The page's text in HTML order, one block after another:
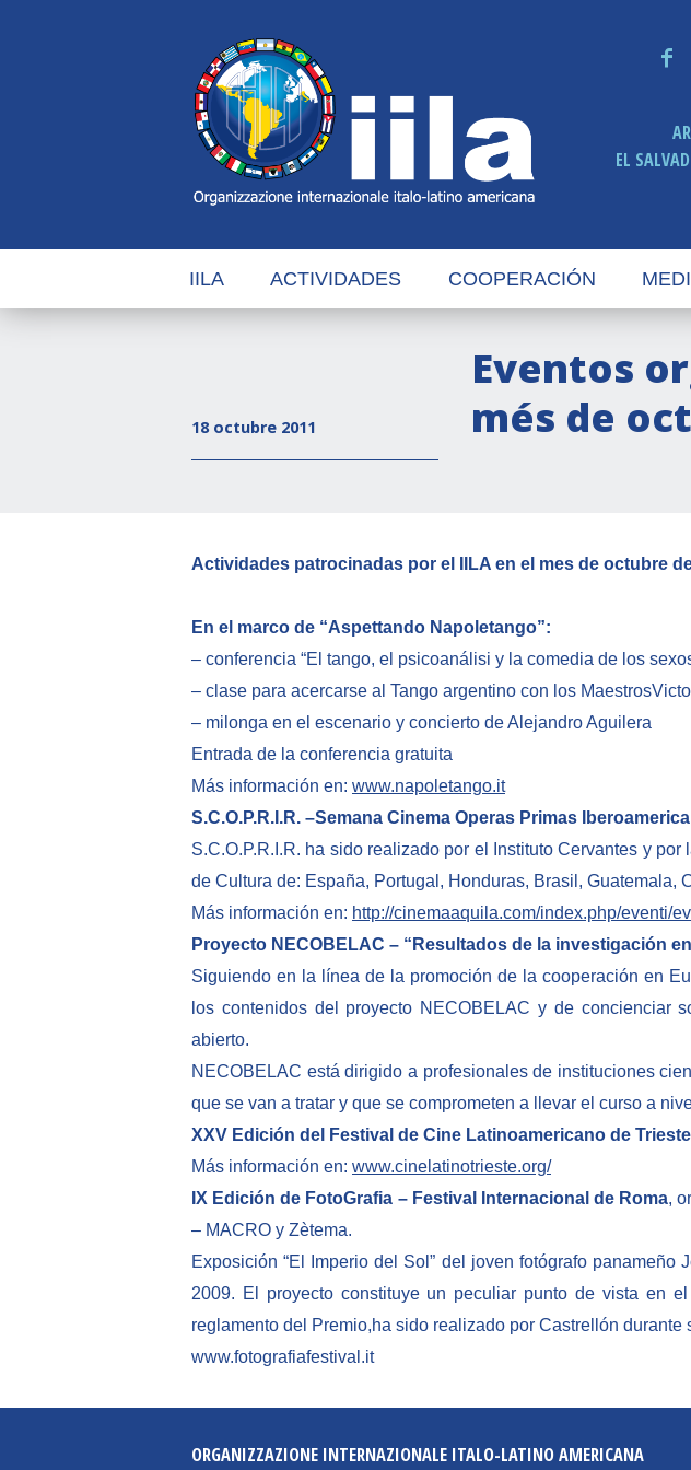
f
EL
IILA ACTIVIDADES COOPERACIÓN
18 octubre 2011
Eventos
més de
Actividades patrocinadas por el IILA en el mes de octubre
En el marco de “Aspettando Napoletango”:
– conferencia “El tango, el psicoanálisi y la comedia de los
– clase para acercarse al Tango argentino con los
– milonga en el escenario y concierto de Alejandro Aguilera
Entrada de la conferencia gratuita
Más información en: www.napoletango.it
S.C.O.P.R.I.R. –Semana Cinema Operas Primas
S.C.O.P.R.I.R. ha sido realizado por el Instituto Cervantes y
de Cultura de: España, Portugal, Honduras, Brasil, Guatemala,
Más información en: http://cinemaaquila.com/index.php/eventi/
Proyecto NECOBELAC – “Resultados de la investigación
Siguiendo en la línea de la promoción de la cooperación en
los contenidos del proyecto NECOBELAC y de
abierto.
NECOBELAC está dirigido a profesionales de instituciones
que se van a tratar y que se comprometen a llevar el curso a
XXV Edición del Festival de Cine Latinoamericano de Trieste
Más información en: www.cinelatinotrieste.org/
IX Edición de FotoGrafia – Festival Internacional de Roma,
– MACRO y Zètema.
Exposición “El Imperio del Sol” del joven fotógrafo
2009. El proyecto constituye un peculiar punto de vista en
reglamento del Premio,ha sido realizado por Castrellón durante
www.fotografiafestival.it
ORGANIZZAZIONE INTERNAZIONALE ITALO-LATINO AMERICANA